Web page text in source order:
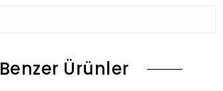
Benzer Ürünler